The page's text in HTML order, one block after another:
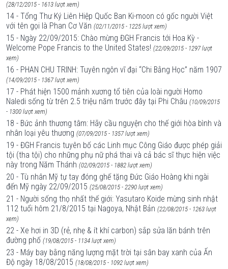
(28/12/2015 - 1613 lượt xem)
14 - Tổng Thư Ký Liên Hiệp Quốc Ban Ki-moon có gốc người Việt
với tên gọi là Phan Cơ Văn (02/11/2015 - 1225 lượt xem)
15 - Ngày 22/09/2015: Chào mừng ĐGH Francis tới Hoa Kỳ -
Welcome Pope Francis to the United States! (22/09/2015 - 1297 lượt
xem)
16 - PHAN CHU TRINH: Tuyên ngôn vĩ đại “Chi Bằng Học” năm 1907
(14/09/2015 - 1367 lượt xem)
17 - Phát hiện 1500 mảnh xương tổ tiên của loài người Homo
Naledi sống từ trên 2.5 triệu năm trước đây tại Phi Châu (10/09/2015
- 1300 lượt xem)
18 - Bức ảnh thương tâm: Hãy cầu nguyện cho thế giới hòa bình và
nhân loại yêu thương (07/09/2015 - 1357 lượt xem)
19 - ĐGH Francis tuyên bố các Linh mục Công Giáo được phép giải
tội (tha tội) cho những phụ nữ phá thai và cả bác sĩ thực hiện việc
này trong Năm Thánh (02/09/2015 - 1882 lượt xem)
20 - Tù nhân Mỹ tự tay đóng ghế tặng Đức Giáo Hoàng khi ngài
đến Mỹ ngày 22/09/2015 (25/08/2015 - 2290 lượt xem)
21 - Người sống thọ nhất thế giới: Yasutaro Koide mừng sinh nhật
112 tuổi hôm 21/8/2015 tại Nagoya, Nhật Bản (22/08/2015 - 1263 lượt
xem)
22 - Xe hơi in 3D (rẻ, nhẹ & ít khí carbon) sắp sửa lăn bánh trên
đường phố (19/08/2015 - 1134 lượt xem)
23 - Máy bay bằng năng lượng mặt trời tại sân bay xanh của Ấn
Độ ngày 18/08/2015 (18/08/2015 - 1092 lượt xem)